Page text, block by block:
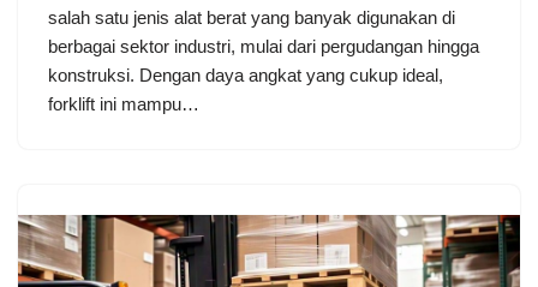
salah satu jenis alat berat yang banyak digunakan di
berbagai sektor industri, mulai dari pergudangan hingga
konstruksi. Dengan daya angkat yang cukup ideal,
forklift ini mampu…